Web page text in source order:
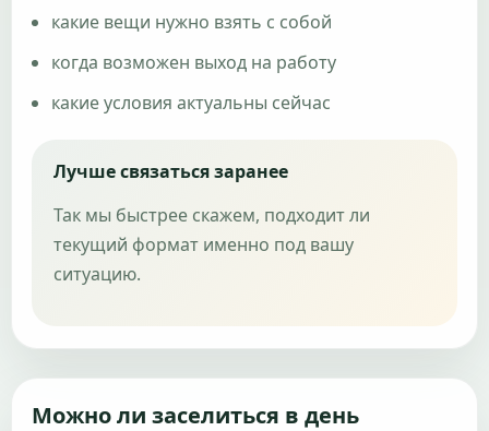
какие вещи нужно взять с собой
когда возможен выход на работу
какие условия актуальны сейчас
Лучше связаться заранее
Так мы быстрее скажем, подходит ли
текущий формат именно под вашу
ситуацию.
Можно ли заселиться в день